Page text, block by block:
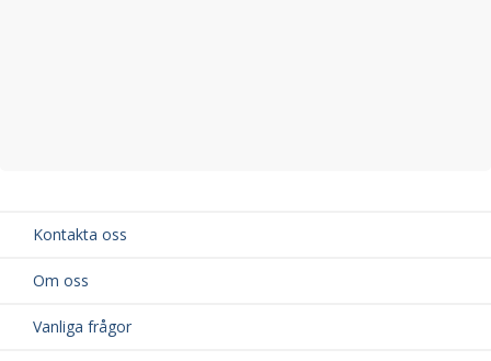
Kontakta oss
Om oss
Vanliga frågor